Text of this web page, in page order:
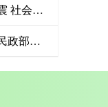
短线配资炒股网 青海兴海发生地震 社会秩序总体平稳
股票加杠杆具体步骤 上半年各级民政部门累计处置非法社会组织702个